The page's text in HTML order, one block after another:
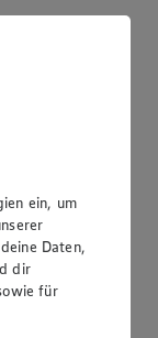
UStG: DE
Eileen
Plath
Marc
ein, um
Daten,
dir
für